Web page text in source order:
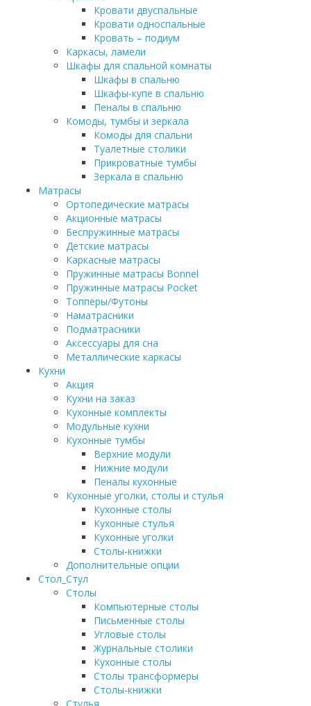
Кровати двуспальные
Кровати односпальные
Кровать – подиум
Каркасы, ламели
Шкафы для спальной комнаты
Шкафы в спальню
Шкафы-купе в спальню
Пеналы в спальню
Комоды, тумбы и зеркала
Комоды для спальни
Туалетные столики
Прикроватные тумбы
Зеркала в спальню
Матрасы
Ортопедические матрасы
Акционные матрасы
Беспружинные матрасы
Детские матрасы
Каркасные матрасы
Пружинные матрасы Bonnel
Пружинные матрасы Pocket
Топперы/Футоны
Наматрасники
Подматрасники
Аксессуары для сна
Металлические каркасы
Кухни
Акция
Кухни на заказ
Кухонные комплекты
Модульные кухни
Кухонные тумбы
Верхние модули
Нижние модули
Пеналы кухонные
Кухонные уголки, столы и стулья
Кухонные столы
Кухонные стулья
Кухонные уголки
Столы-книжки
Дополнительные опции
Стол_Стул
Столы
Компьютерные столы
Письменные столы
Угловые столы
Журнальные столики
Кухонные столы
Столы трансформеры
Столы-книжки